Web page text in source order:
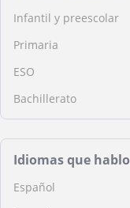
Infantil y preescolar
Primaria
ESO
Bachillerato
Idiomas que hablo
Español